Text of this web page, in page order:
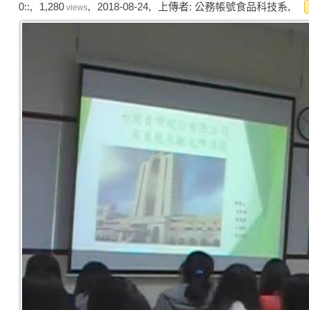
0::, 1,280 views, 2018-08-24, 上傳者: 公務帳號食品科技系,